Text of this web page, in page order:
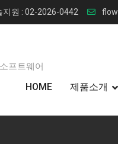
지원 : 02-2026-0442
프트웨어
HOME 제품소개